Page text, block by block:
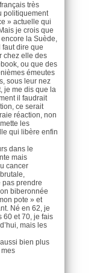
très
politiquement
» actuelle qui
je crois que
encore la Suède,
faut dire que
chez elle des
ou que des
émeutes
sous leur nez
je me dis que la
il faudrait
ce serait
réaction, non
les
qui libère enfin
dans le
mais
cancer
pas prendre
biberonnée
pote » et
Né en 62, je
60 et 70, je fais
mais les
bien plus